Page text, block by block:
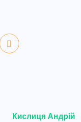
Кислиця Андрій